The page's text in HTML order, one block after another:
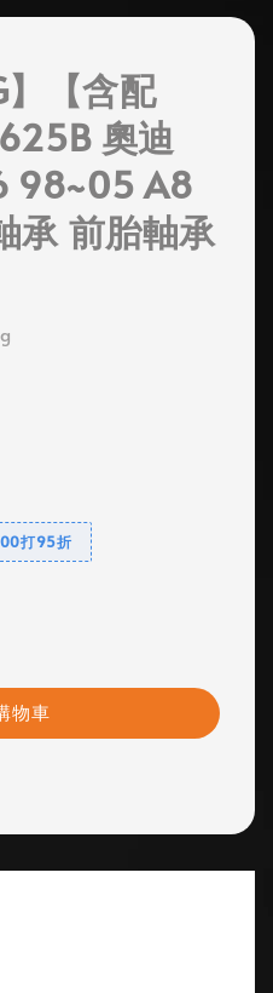
】【含配
奧迪
98~05 A8
承 前胎軸承
打95折
物車